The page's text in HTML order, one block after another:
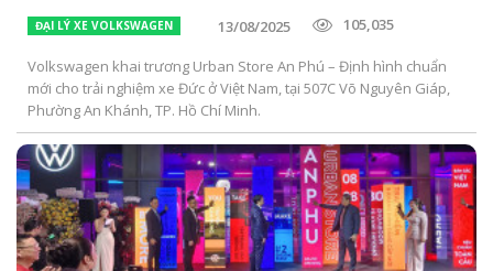
ĐẠI LÝ XE VOLKSWAGEN 13/08/2025 105,035
Volkswagen khai trương Urban Store An Phú – Định hình chuẩn
mới cho trải nghiệm xe Đức ở Việt Nam, tại 507C Võ Nguyên Giáp,
Phường An Khánh, TP. Hồ Chí Minh.